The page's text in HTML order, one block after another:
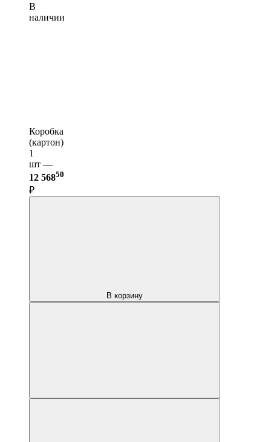
В
наличии
Коробка
(картон)
1
шт —
12 56850
₽
В корзину